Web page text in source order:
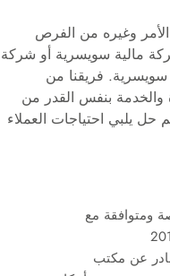
الأمر وغيره من الفرص
مالية سويسرية أو شركة
فريقنا من
بنفس القدر من
يلبي احتياجات العملاء
ومتوافقة مع
عن مكتب